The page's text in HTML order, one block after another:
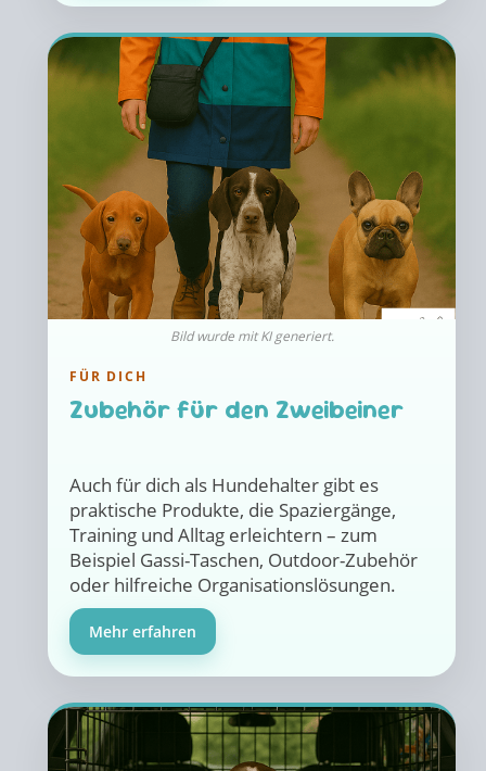
Bild wurde mit KI generiert.
FÜR DICH
Zubehör für den Zweibeiner
Auch für dich als Hundehalter gibt es
praktische Produkte, die Spaziergänge,
Training und Alltag erleichtern – zum
Beispiel Gassi-Taschen, Outdoor-Zubehör
oder hilfreiche Organisationslösungen.
Mehr erfahren